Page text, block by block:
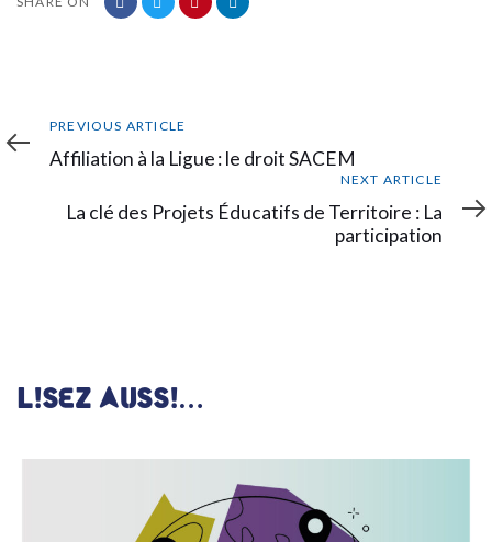
Previous
Article
PREVIOUS ARTICLE
Affiliation à la Ligue : le droit SACEM
Article
NEXT ARTICLE
La clé des Projets Éducatifs de Territoire : La
participation
LISEZ AUSSI…